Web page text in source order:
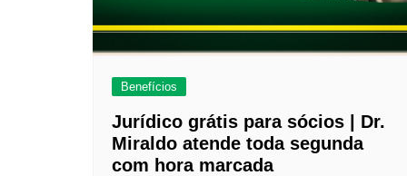
Benefícios
Jurídico grátis para sócios | Dr.
Miraldo atende toda segunda
com hora marcada